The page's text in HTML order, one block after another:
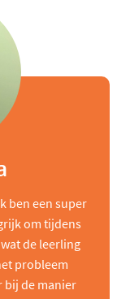
ben een super
om tijdens
de leerling
probleem
bij de manier